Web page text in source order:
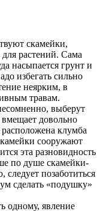
скамейки,
растений. Сама
насыпается грунт и
избегать сильно
неярким, в
травам.
выберут
довольно
клумба
сооружают
эта разновидность
по душе скамейки-
позаботиться
сделать «подушку»
одному, явление